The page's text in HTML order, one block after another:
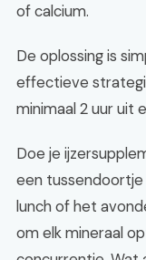
of calcium.
De oplossing is
effectieve
minimaal 2 uur uit
Doe je
een
lunch of het
om elk mineraal